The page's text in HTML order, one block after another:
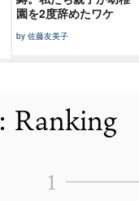
園を2度辞めたワケ
by 佐藤友美子
: Ranking
1